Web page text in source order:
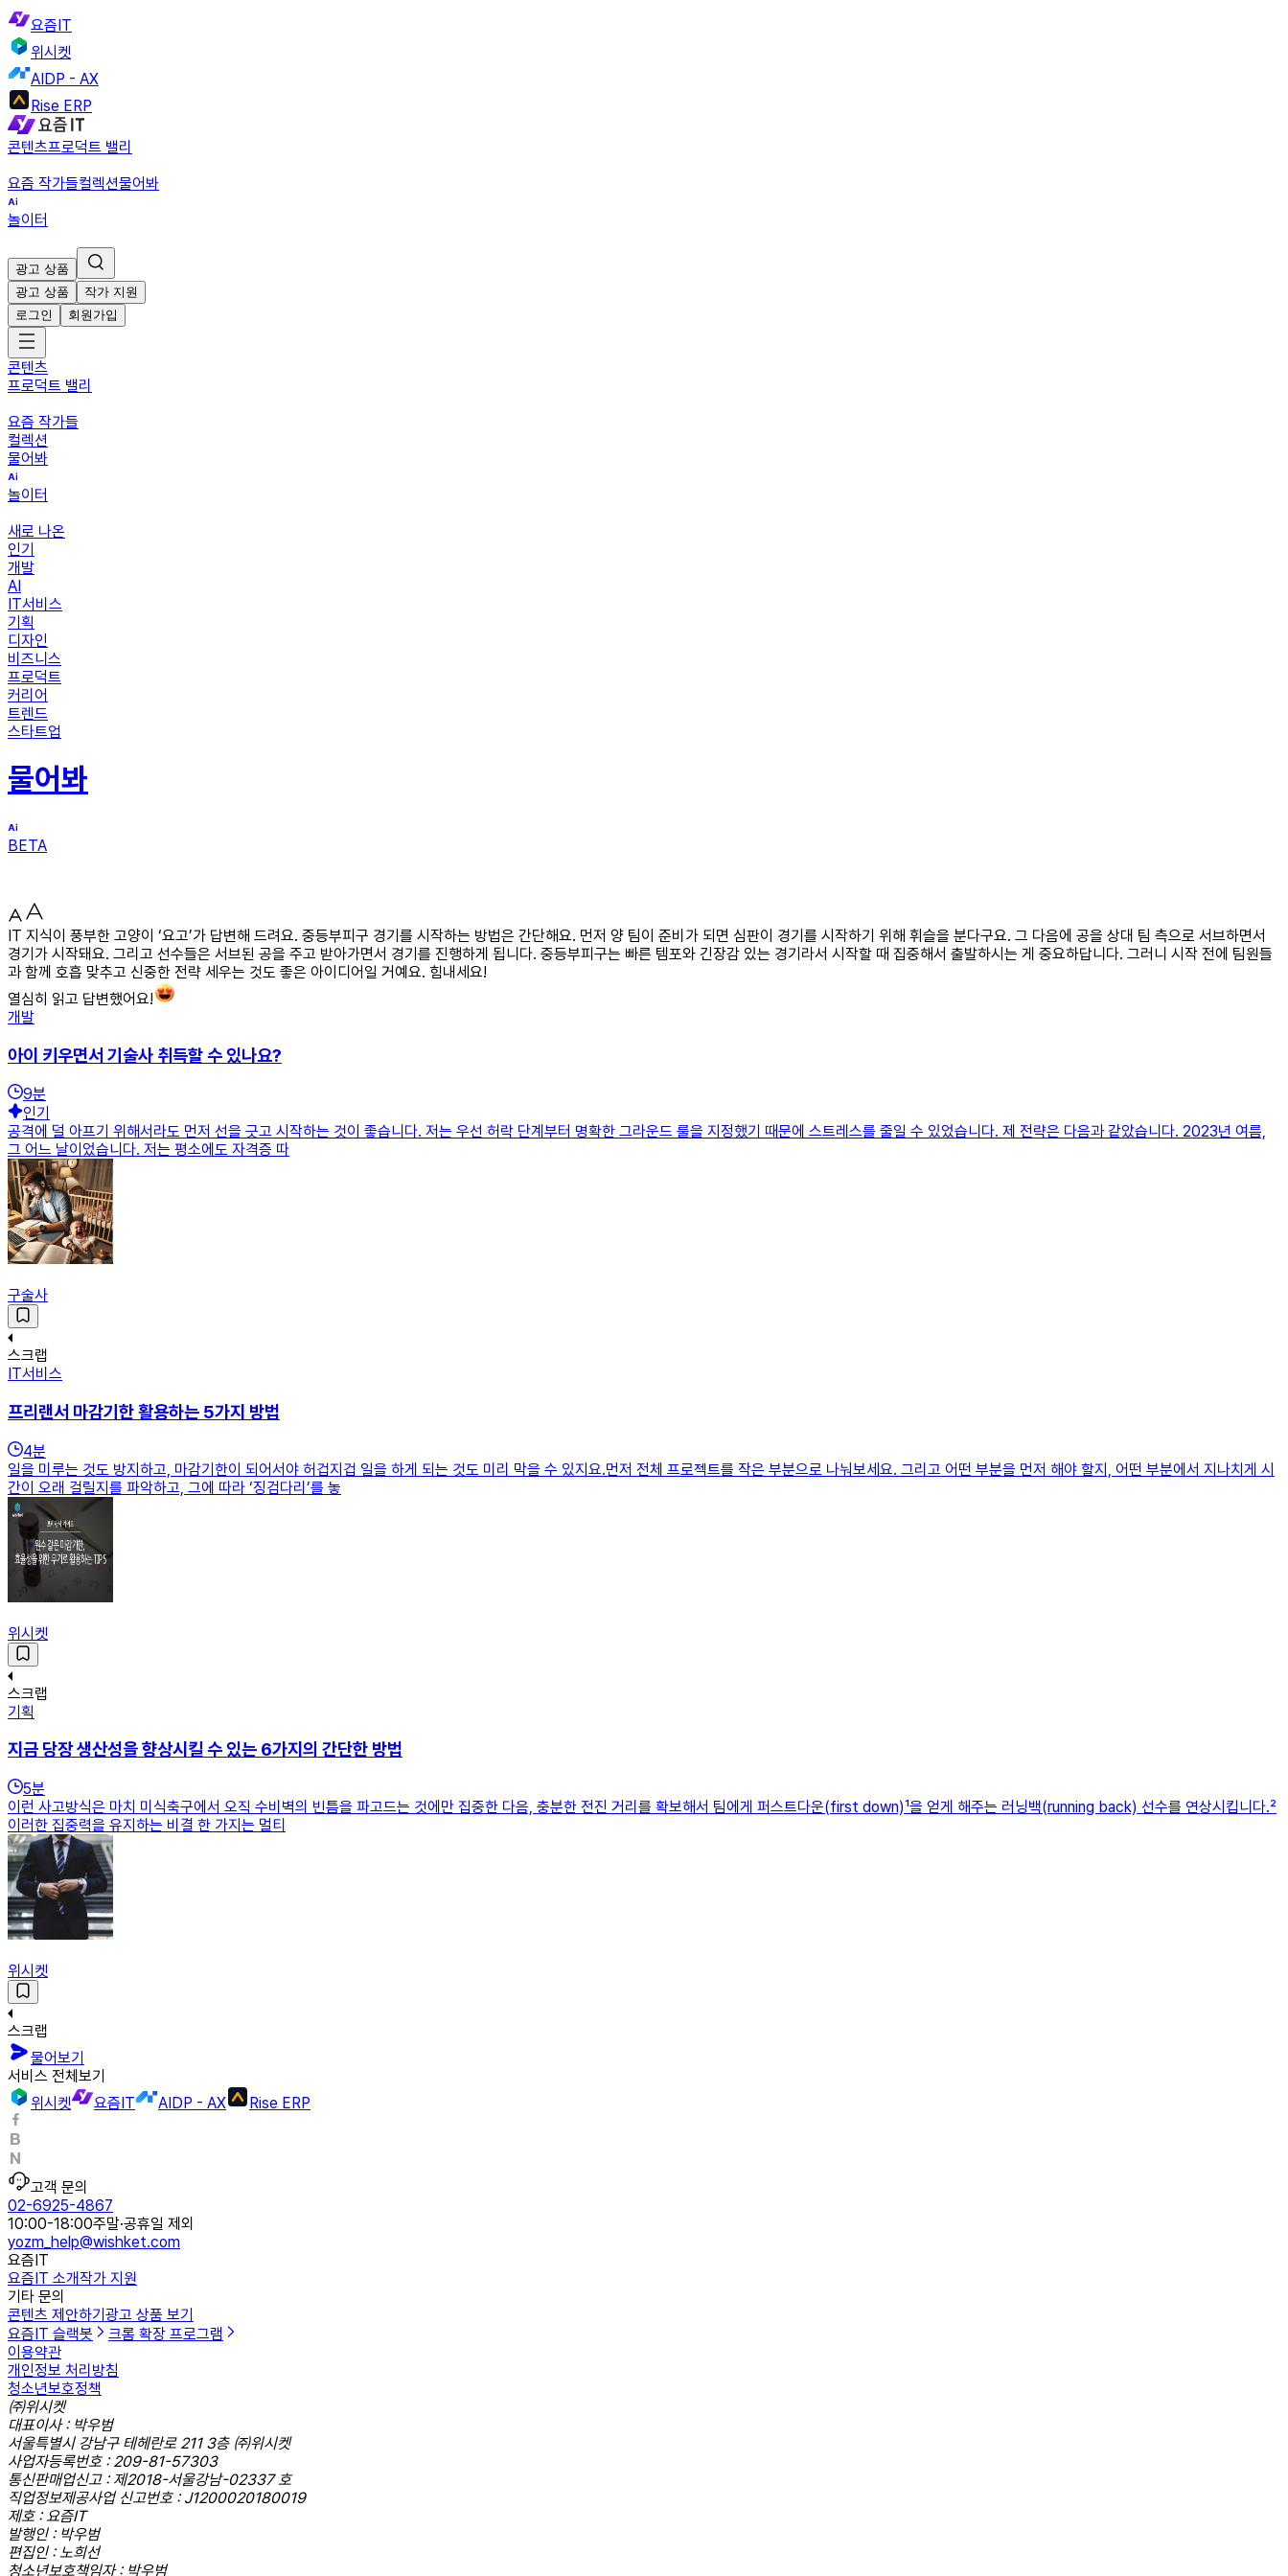
요즘IT
위시켓
AIDP - AX
Rise ERP
콘텐츠프로덕트 밸리
요즘 작가들컬렉션물어봐
놀이터
광고 상품
광고 상품
작가 지원
로그인
회원가입
콘텐츠
프로덕트 밸리
요즘 작가들
컬렉션
물어봐
놀이터
새로 나온
인기
개발
AI
IT서비스
기획
디자인
비즈니스
프로덕트
커리어
트렌드
스타트업
물어봐
BETA
IT 지식이 풍부한 고양이 ‘요고’가 답변해 드려요. 중등부피구 경기를 시작하는 방법은 간단해요. 먼저 양 팀이 준비가 되면 심판이 경기를 시작하기 위해 휘슬을 분다구요. 그 다음에 공을 상대 팀 측으로 서브하면서
경기가 시작돼요. 그리고 선수들은 서브된 공을 주고 받아가면서 경기를 진행하게 됩니다. 중등부피구는 빠른 템포와 긴장감 있는 경기라서 시작할 때 집중해서 출발하시는 게 중요하답니다. 그러니 시작 전에 팀원들
과 함께 호흡 맞추고 신중한 전략 세우는 것도 좋은 아이디어일 거예요. 힘내세요!
열심히 읽고 답변했어요!
개발
아이 키우면서 기술사 취득할 수 있나요?
9분
인기
공격에 덜 아프기 위해서라도 먼저 선을 긋고 시작하는 것이 좋습니다. 저는 우선 허락 단계부터 명확한 그라운드 룰을 지정했기 때문에 스트레스를 줄일 수 있었습니다. 제 전략은 다음과 같았습니다. 2023년 여름,
그 어느 날이었습니다. 저는 평소에도 자격증 따
구술사
스크랩
IT서비스
프리랜서 마감기한 활용하는 5가지 방법
4분
일을 미루는 것도 방지하고, 마감기한이 되어서야 허겁지겁 일을 하게 되는 것도 미리 막을 수 있지요.먼저 전체 프로젝트를 작은 부분으로 나눠보세요. 그리고 어떤 부분을 먼저 해야 할지, 어떤 부분에서 지나치게 시
간이 오래 걸릴지를 파악하고, 그에 따라 ‘징검다리’를 놓
위시켓
스크랩
기획
지금 당장 생산성을 향상시킬 수 있는 6가지의 간단한 방법
5분
이런 사고방식은 마치 미식축구에서 오직 수비벽의 빈틈을 파고드는 것에만 집중한 다음, 충분한 전진 거리를 확보해서 팀에게 퍼스트다운(first down)¹을 얻게 해주는 러닝백(running back) 선수를 연상시킵니다.²
이러한 집중력을 유지하는 비결 한 가지는 멀티
위시켓
스크랩
물어보기
서비스 전체보기
위시켓
요즘IT AIDP - AX Rise ERP
고객 문의
02-6925-4867
10:00-18:00주말·공휴일 제외
yozm_help@wishket.com
요즘IT
요즘IT 소개작가 지원
기타 문의
콘텐츠 제안하기 광고 상품 보기
요즘IT 슬랙봇
크롬 확장 프로그램
이용약관
개인정보 처리방침
청소년보호정책
㈜위시켓
대표이사 : 박우범
서울특별시 강남구 테헤란로 211 3층 ㈜위시켓
사업자등록번호 : 209-81-57303
통신판매업신고 : 제2018-서울강남-02337 호
직업정보제공사업 신고번호 : J1200020180019
제호 : 요즘IT
발행인 : 박우범
편집인 : 노희선
청소년보호책임자 : 박우범